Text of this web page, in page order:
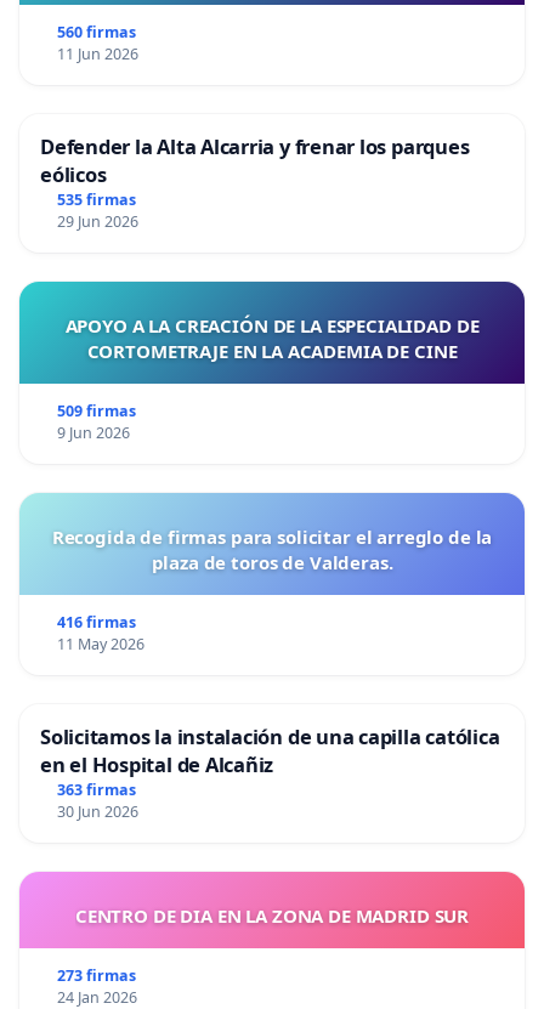
560 firmas
11 Jun 2026
Defender la Alta Alcarria y frenar los parques
eólicos
535 firmas
29 Jun 2026
APOYO A LA CREACIÓN DE LA ESPECIALIDAD DE
CORTOMETRAJE EN LA ACADEMIA DE CINE
509 firmas
9 Jun 2026
Recogida de firmas para solicitar el arreglo de la
plaza de toros de Valderas.
416 firmas
11 May 2026
Solicitamos la instalación de una capilla católica
en el Hospital de Alcañiz
363 firmas
30 Jun 2026
CENTRO DE DIA EN LA ZONA DE MADRID SUR
273 firmas
24 Jan 2026